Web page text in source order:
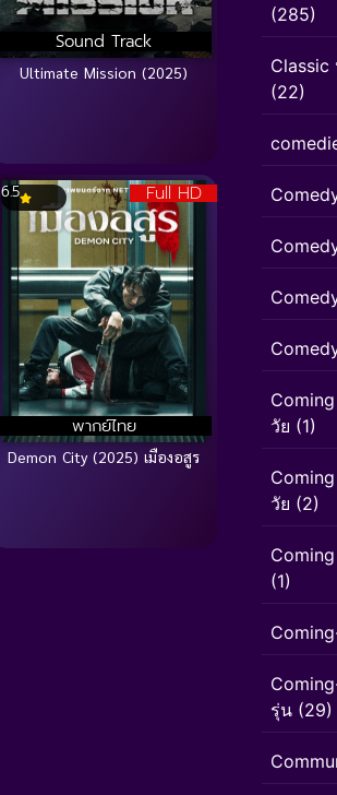
Sound Track
Ultimate Mission (2025)
Full HD
พากย์ไทย
6.5
Demon City (2025) เมืองอสูร
(285)
(22)
วัย (1)
วัย (2)
(1)
รุ่น (29)